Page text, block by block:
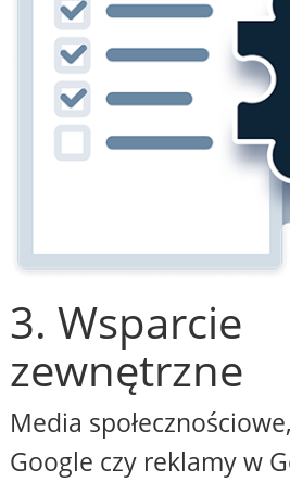
3. Wsparcie
zewnętrzne
Media
Google czy reklamy w